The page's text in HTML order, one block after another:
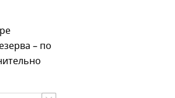
– по